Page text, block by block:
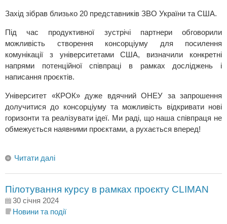
Захід зібрав близько 20 представників ЗВО України та США.
Під час продуктивної зустрічі партнери обговорили
можливість створення консорціуму для посилення
комунікації з університетами США, визначили конкретні
напрями потенційної співпраці в рамках досліджень і
написання проєктів.
Університет «КРОК» дуже вдячний ОНЕУ за запрошення
долучитися до консорціуму та можливість відкривати нові
горизонти та реалізувати ідеї. Ми раді, що наша співпраця не
обмежується наявними проєктами, а рухається вперед!
Читати далі
Пілотування курсу в рамках проєкту CLIMAN
30 січня 2024
Новини та події